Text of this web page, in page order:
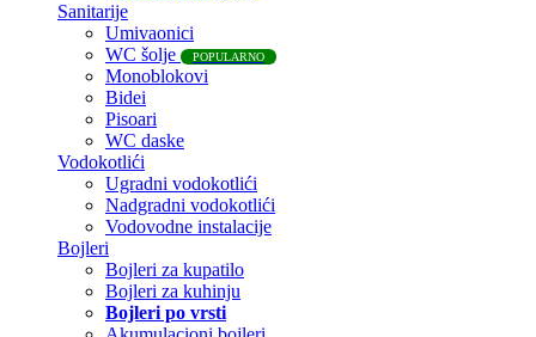
Sanitarije
Umivaonici
WC šolje
POPULARNO
Monoblokovi
Bidei
Pisoari
WC daske
Vodokotlići
Ugradni vodokotlići
Nadgradni vodokotlići
Vodovodne instalacije
Bojleri
Bojleri za kupatilo
Bojleri za kuhinju
Bojleri po vrsti